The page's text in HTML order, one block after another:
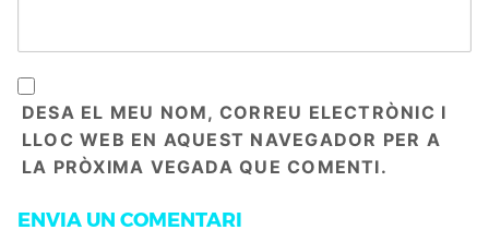
DESA EL MEU NOM, CORREU ELECTRÒNIC I
LLOC WEB EN AQUEST NAVEGADOR PER A
LA PRÒXIMA VEGADA QUE COMENTI.